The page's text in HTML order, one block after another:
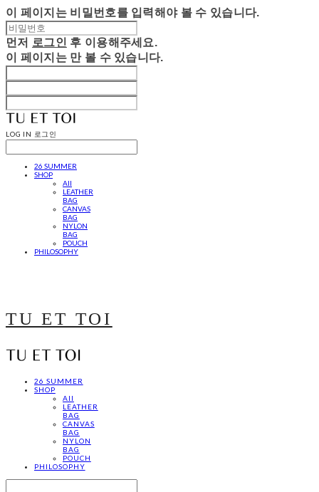
이 페이지는 비밀번호를 입력해야 볼 수 있습니다.
먼저 로그인 후 이용해주세요.
이 페이지는 만 볼 수 있습니다.
LOG IN 로그인
26 SUMMER
SHOP
All
LEATHER
BAG
CANVAS
BAG
NYLON
BAG
POUCH
PHILOSOPHY
TU ET TOI
26 SUMMER
SHOP
All
LEATHER
BAG
CANVAS
BAG
NYLON
BAG
POUCH
PHILOSOPHY